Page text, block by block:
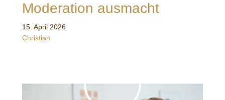
Moderation ausmacht
15. April 2026
Christian